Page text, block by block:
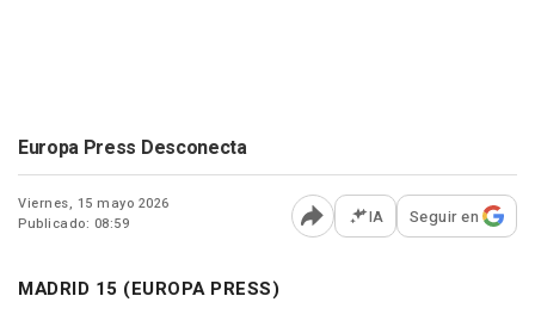
Europa Press Desconecta
Viernes, 15 mayo 2026
Publicado: 08:59
Abrir opciones para
IA Seguir en
MADRID 15 (EUROPA PRESS)